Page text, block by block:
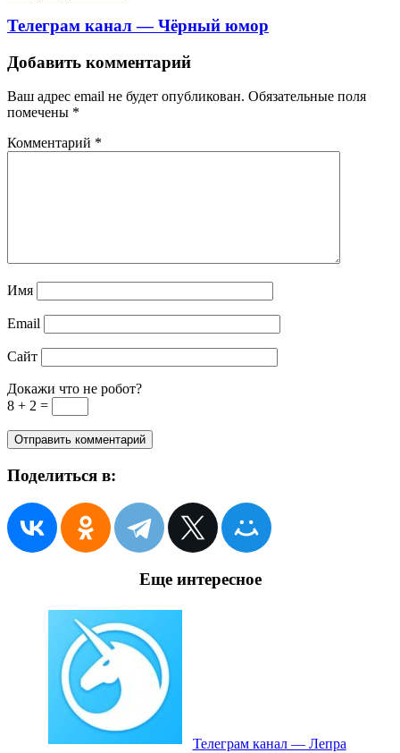
Телеграм канал — Чёрный юмор
Добавить комментарий
Ваш адрес email не будет опубликован. Обязательные поля
помечены *
Комментарий *
Имя
Email
Сайт
Докажи что не робот?
8 + 2 =
Поделиться в:
Еще интересное
Телеграм канал — Лепра